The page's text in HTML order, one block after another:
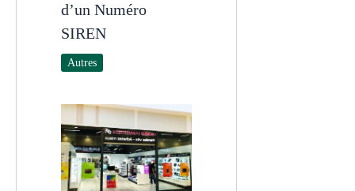
d’un Numéro
SIREN
Autres